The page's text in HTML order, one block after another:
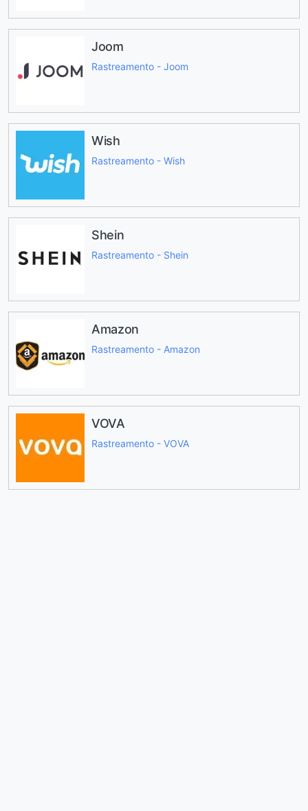
Joom
Rastreamento - Joom
Wish
Rastreamento - Wish
Shein
Rastreamento - Shein
Amazon
Rastreamento - Amazon
VOVA
Rastreamento - VOVA